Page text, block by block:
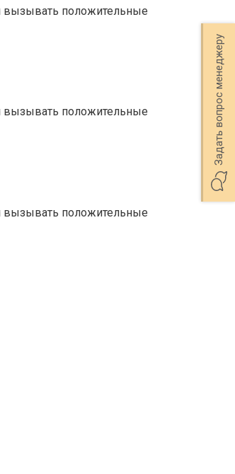
вызывать положительные
вызывать положительные
вызывать положительные
Задать вопрос менеджеру